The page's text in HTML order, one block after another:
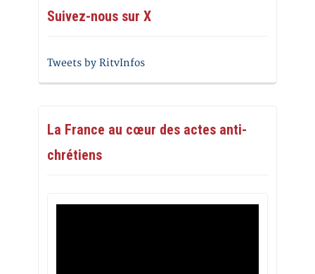
Suivez-nous sur X
Tweets by RitvInfos
La France au cœur des actes anti-
chrétiens